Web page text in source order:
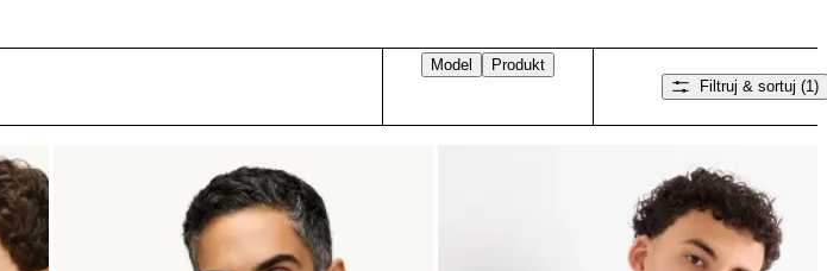
Model
Produkt
Filtruj & sortuj (1)